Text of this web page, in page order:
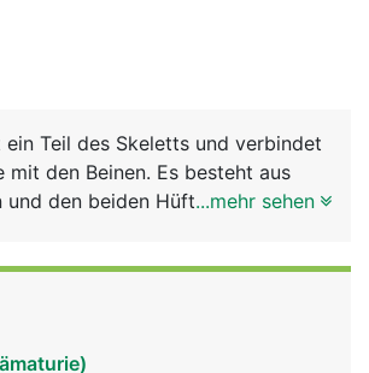
ein Teil des Skeletts und verbindet
mit den Beinen. Es besteht aus
und den beiden Hüftbeinen mit
bezeichnet. Über diesen festen
...mehr sehen